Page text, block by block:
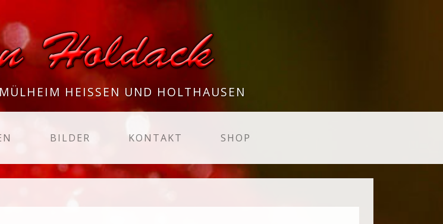
HEISSEN UND HOLTHAUSEN
BILDER KONTAKT SHOP